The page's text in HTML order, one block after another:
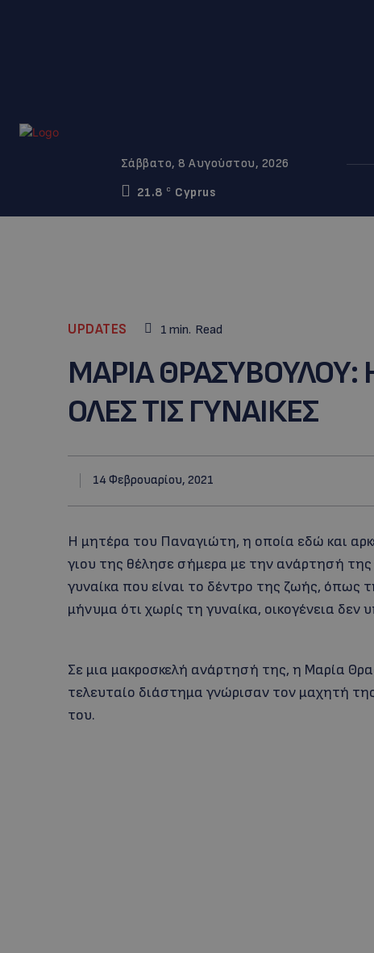
Σάββατο, 8 Αυγούστου, 2026
21.8
C Cyprus
UPDATES 1 min. Read
ΜΑΡΙΑ ΘΡΑΣΥΒΟΥΛΟΥ:
ΟΛΕΣ ΤΙΣ ΓΥΝΑΙΚΕΣ
14 Φεβρουαρίου, 2021
Η μητέρα του Παναγιώτη, η οποία εδώ και
γιου της θέλησε σήμερα με την ανάρτησή
γυναίκα που είναι το δέντρο της ζωής, όπως
μήνυμα ότι χωρίς τη γυναίκα, οικογένεια δεν
Σε μια μακροσκελή ανάρτησή της, η Μαρία
τελευταίο διάστημα γνώρισαν τον μαχητή
του.